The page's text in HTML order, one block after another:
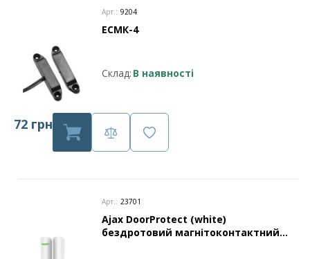
Арт.: 9204
ЕСМК-4
Склад: В наявності
72 грн
Арт.: 23701
Ajax DoorProtect (white)
бездротовий магнітоконтактний